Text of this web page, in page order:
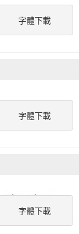
字體下載
字體下載
字體下載